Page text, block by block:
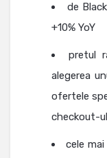
de
+10% YoY
pretul
alegerea
ofertele
checkout-
cele